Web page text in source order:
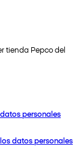
tienda Pepco del
personales
datos personales